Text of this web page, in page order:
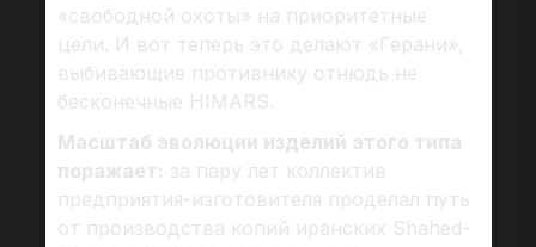
«свободной охоты» на приоритетные
цели. И вот теперь это делают «Герани»,
выбивающие противнику отнюдь не
бесконечные HIMARS.
Масштаб эволюции изделий этого типа
поражает: за пару лет коллектив
предприятия-изготовителя проделал путь
от производства копий иранских Shahed-